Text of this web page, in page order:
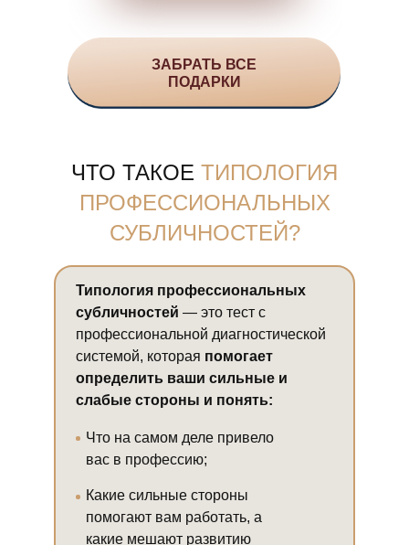
ЗАБРАТЬ ВСЕ
ПОДАРКИ
ЧТО ТАКОЕ ТИПОЛОГИЯ
ПРОФЕССИОНАЛЬНЫХ
СУБЛИЧНОСТЕЙ?
Что на самом деле привело
вас в профессию;
Какие сильные стороны
помогают вам работать, а
какие мешают развитию
Типология профессиональных
субличностей — это тест с
профессиональной диагностической
системой, которая помогает
определить ваши сильные и
слабые стороны и понять: